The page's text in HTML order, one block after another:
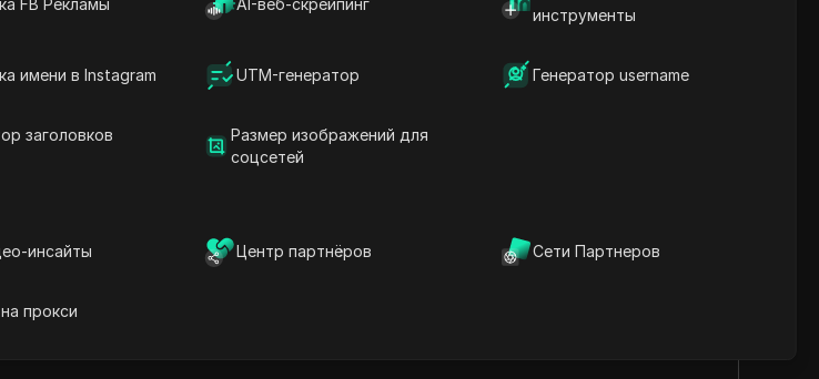
FB Рекламы AI-веб-скрейпинг
инструменты
имени в Instagram UTM-генератор Генератор username
заголовков
Размер изображений для
соцсетей
инсайты Центр партнёров Сети Партнеров
прокси
анонимность и защиту данных, IPWeb позволяет безопасно пользоваться
ограничениями.
Перейти на сайт